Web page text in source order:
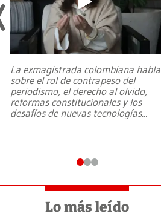
La exmagistrada colombiana habla
sobre el rol de contrapeso del
periodismo, el derecho al olvido,
reformas constitucionales y los
desafíos de nuevas tecnologías...
Lo más leído